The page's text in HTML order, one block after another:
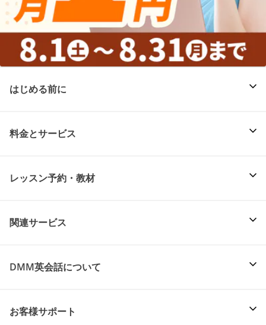
はじめる前に
料金とサービス
レッスン予約・教材
関連サービス
DMM英会話について
お客様サポート